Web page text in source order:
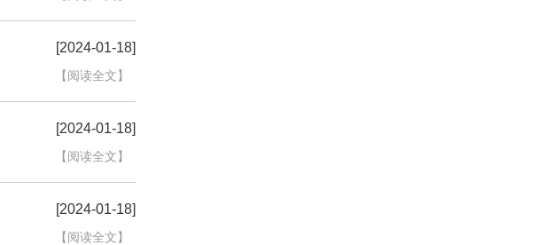
[2024-01-18]
【阅读全文】
[2024-01-18]
【阅读全文】
[2024-01-18]
【阅读全文】